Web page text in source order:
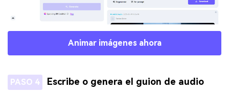
Animar imágenes ahora
PASO 4 Escribe o genera el guion de audio